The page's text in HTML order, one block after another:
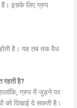
हैं। इसके लिए ग्रुप
होती है। यह तब तक वैध
रहती है?
ग्रुप में जुड़ने पर
को दिखाई दे सकती है।